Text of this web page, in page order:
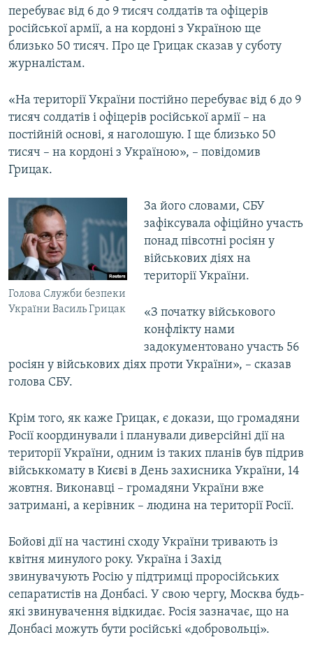
перебуває від 6 до 9 тисяч солдатів та офіцерів
російської армії, а на кордоні з Україною ще
близько 50 тисяч. Про це Грицак сказав у суботу
журналістам.
«На території України постійно перебуває від 6 до 9
тисяч солдатів і офіцерів російської армії – на
постійній основі, я наголошую. І ще близько 50
тисяч – на кордоні з Україною», – повідомив
Грицак.
Голова Служби безпеки
України Василь Грицак
За його словами, СБУ
зафіксувала офіційно участь
понад півсотні росіян у
військових діях на
території України.
«З початку військового
конфлікту нами
задокументовано участь 56
росіян у військових діях проти України», – сказав
голова СБУ.
Крім того, як каже Грицак, є докази, що громадяни
Росії координували і планували диверсійні дії на
території України, одним із таких планів був підрив
військкомату в Києві в День захисника України, 14
жовтня. Виконавці – громадяни України вже
затримані, а керівник – людина на території Росії.
Бойові дії на частині сходу України тривають із
квітня минулого року. Україна і Захід
звинувачують Росію у підтримці проросійських
сепаратистів на Донбасі. У свою чергу, Москва будь-
які звинувачення відкидає. Росія зазначає, що на
Донбасі можуть бути російські «добровольці».